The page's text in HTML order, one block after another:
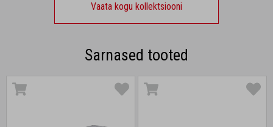
Vaata kogu kollektsiooni
Sarnased tooted